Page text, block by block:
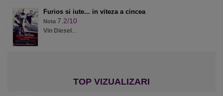
Furios si iute... in viteza a cincea
Nota 7.2/10
Vin Diesel ...